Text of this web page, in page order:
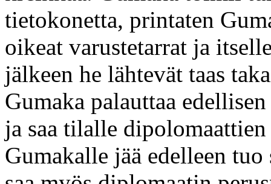
tietokonetta, printaten
oikeat varustetarrat ja
jälkeen he lähtevät taas
Gumaka palauttaa
ja saa tilalle
Gumakalle jää edelleen